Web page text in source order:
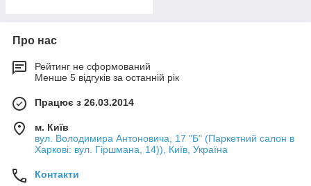
Про нас
Рейтинг не сформований
Менше 5 відгуків за останній рік
Працює з 26.03.2014
м. Київ
вул. Володимира Антоновича, 17 "Б" (Паркетний салон в
Харкові: вул. Гіршмана, 14)), Київ, Україна
Контакти